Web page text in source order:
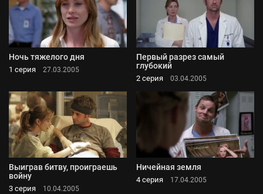
Ночь тяжелого дня
1 серия 27.03.2005
Первый разрез самый
глубокий
2 серия 03.04.2005
Выиграв битву, проиграешь
войну
3 серия 10.04.2005
Ничейная земля
4 серия 17.04.2005